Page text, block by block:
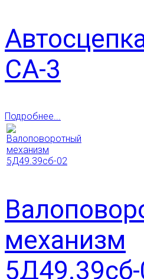
СА-3
Подробнее...
механизм